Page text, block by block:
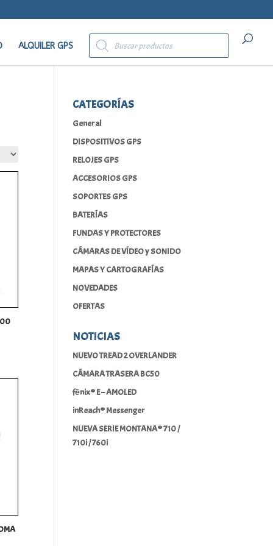
ALQUILER GPS
Búsqueda
de
productos
CATEGORÍAS
General
DISPOSITIVOS GPS
RELOJES GPS
ACCESORIOS GPS
SOPORTES GPS
BATERÍAS
FUNDAS Y PROTECTORES
CÁMARAS DE VÍDEO y SONIDO
MAPAS Y CARTOGRAFÍAS
NOVEDADES
OFERTAS
NOTICIAS
NUEVO TREAD 2 OVERLANDER
CÁMARA TRASERA BC50
fēnix® E – AMOLED
inReach® Messenger
NUEVA SERIE MONTANA® 710 /
710i / 760i